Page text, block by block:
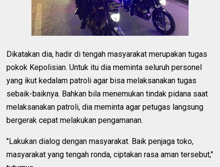
Dikatakan dia, hadir di tengah masyarakat merupakan tugas
pokok Kepolisian. Untuk itu dia meminta seluruh personel
yang ikut kedalam patroli agar bisa melaksanakan tugas
sebaik-baiknya. Bahkan bila menemukan tindak pidana saat
melaksanakan patroli, dia meminta agar petugas langsung
bergerak cepat melakukan pengamanan.
"Lakukan dialog dengan masyarakat. Baik penjaga toko,
masyarakat yang tengah ronda, ciptakan rasa aman tersebut,"